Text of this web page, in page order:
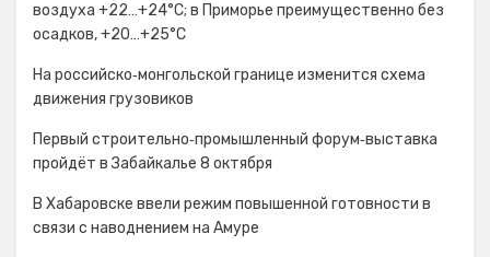
воздуха +22…+24°С; в Приморье преимущественно без
осадков, +20…+25°C
На российско‑монгольской границе изменится схема
движения грузовиков
Первый строительно‑промышленный форум‑выставка
пройдёт в Забайкалье 8 октября
В Хабаровске ввели режим повышенной готовности в
связи с наводнением на Амуре